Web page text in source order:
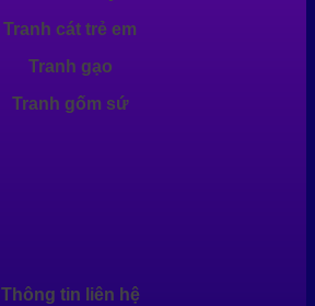
Tranh cát trẻ em
Tranh gạo
Tranh gốm sứ
Thông tin liên hệ